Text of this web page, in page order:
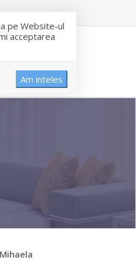
pe Website-ul
acceptarea
Am inteles
CONTACT